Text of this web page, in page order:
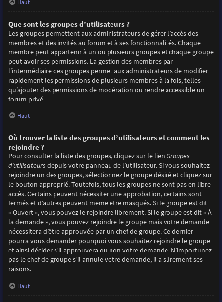
Haut
Que sont les groupes d’utilisateurs ?
Les groupes permettent aux administrateurs de gérer l’accès des
membres et des invités au forum et à ses fonctionnalités. Chaque
membre peut appartenir à un ou plusieurs groupes et chaque groupe
peut avoir ses permissions. La gestion des membres par
l’intermédiaire des groupes permet aux administrateurs de modifier
rapidement les permissions de plusieurs membres à la fois, telles
qu’ajouter des permissions de modération ou rendre accessible un
forum privé.
Haut
Où trouver la liste des groupes d’utilisateurs et comment les
rejoindre ?
Pour consulter la liste des groupes, cliquez sur le lien Groupes
d’utilisateurs depuis votre panneau de l’utilisateur. Si vous souhaitez
rejoindre un des groupes, sélectionnez le groupe désiré et cliquez sur
le bouton approprié. Toutefois, tous les groupes ne sont pas en libre
accès. Certains peuvent nécessiter une approbation, certains sont
fermés et d’autres peuvent même être masqués. Si le groupe est dit
« Ouvert », vous pouvez le rejoindre librement. Si le groupe est dit « À
la demande », vous pouvez rejoindre le groupe mais votre demande
nécessitera d’être approuvée par un chef de groupe. Ce dernier
pourra vous demander pourquoi vous souhaitez rejoindre le groupe
et ainsi décider s’il approuvera ou non votre demande. N’importunez
pas le chef de groupe s’il annule votre demande, il a sûrement ses
raisons.
Haut